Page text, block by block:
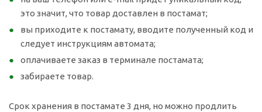
это значит, что товар доставлен в постамат;
вы приходите к постамату, вводите полученный код и
следует инструкциям автомата;
оплачиваете заказ в терминале постамата;
забираете товар.
Срок хранения в постамате 3 дня, но можно продлить